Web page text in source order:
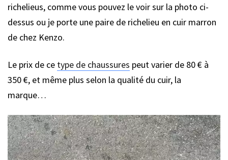
richelieus, comme vous pouvez le voir sur la photo ci-
dessus ou je porte une paire de richelieu en cuir marron
de chez Kenzo.
Le prix de ce type de chaussures peut varier de 80 € à
350 €, et même plus selon la qualité du cuir, la
marque…